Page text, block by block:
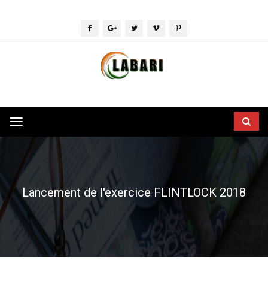
Toggle
navigation
Lancement de l'exercice FLINTLOCK 2018